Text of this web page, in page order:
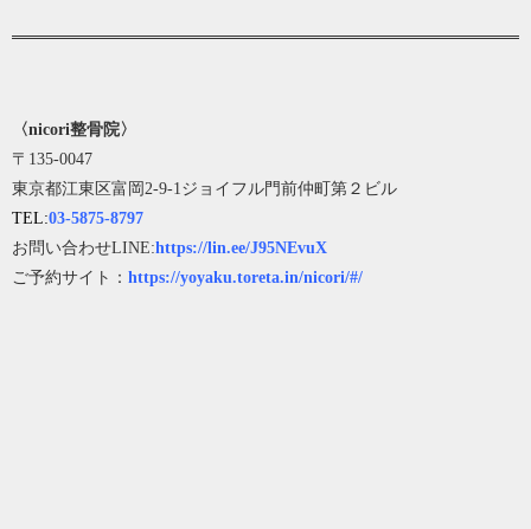
〈nicori整骨院〉
〒135-0047
東京都江東区富岡2-9-1ジョイフル門前仲町第２ビル
TEL:03-5875-8797
お問い合わせLINE:https://lin.ee/J95NEvuX
ご予約サイト： https://yoyaku.toreta.in/nicori/#/